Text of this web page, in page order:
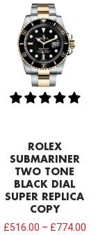
ROLEX
SUBMARINER
TWO TONE
BLACK DIAL
SUPER REPLICA
COPY
£516.00 – £774.00